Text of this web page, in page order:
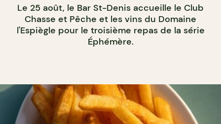
Le 25 août, le Bar St-Denis accueille le Club
Chasse et Pêche et les vins du Domaine
l'Espiègle pour le troisième repas de la série
Éphémère.